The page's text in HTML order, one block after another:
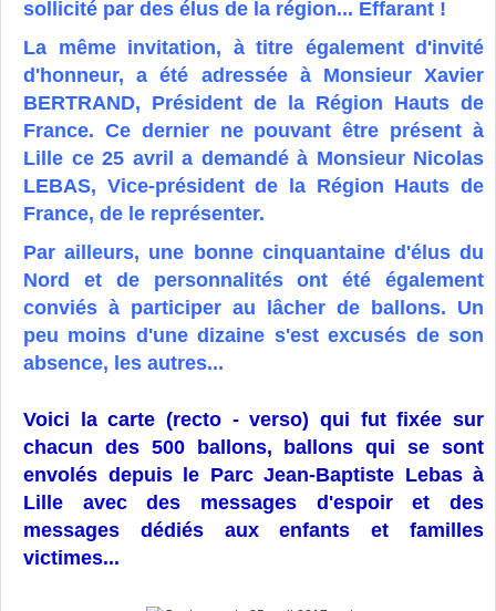
sollicité par des élus de la région... Effarant !
La même invitation, à titre également d'invité
d'honneur, a été adressée à Monsieur Xavier
BERTRAND, Président de la Région Hauts de
France. Ce dernier ne pouvant être présent à
Lille ce 25 avril a demandé à Monsieur Nicolas
LEBAS, Vice-présidentde la Région Hauts de
France, de le représenter.
Par ailleurs, une bonne cinquantaine d'élus du
Nord et de personnalités ont été également
conviés à participer au lâcher de ballons. Un
peu moins d'une dizaine s'est excusés de son
absence, les autres...
Voici la carte (recto - verso) qui fut fixée sur
chacun des 500 ballons, ballons qui se sont
envolés depuis le Parc Jean-Baptiste Lebas à
Lille avec des messages d'espoir et des
messages dédiés aux enfants et familles
victimes...